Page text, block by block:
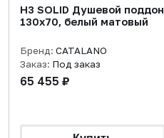
H3 SOLID Душевой поддон
130x70, белый матовый
Бренд: CATALANO
Заказ: Под заказ
65 455 ₽